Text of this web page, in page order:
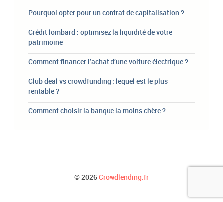
Pourquoi opter pour un contrat de capitalisation ?
Crédit lombard : optimisez la liquidité de votre
patrimoine
Comment financer l’achat d’une voiture électrique ?
Club deal vs crowdfunding : lequel est le plus
rentable ?
Comment choisir la banque la moins chère ?
© 2026Crowdlending.fr